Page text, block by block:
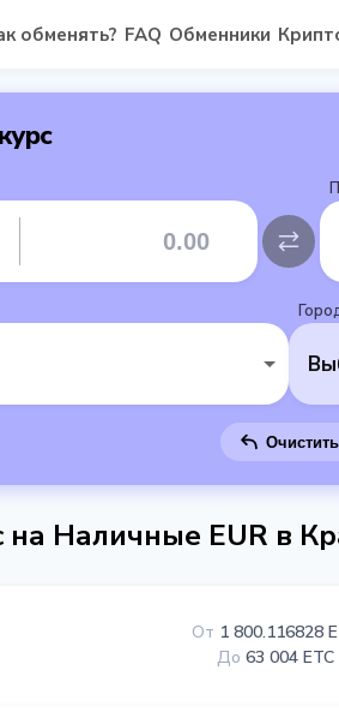
обменять? FAQ Обменники
Очистить
Наличные EUR в
От 1 800.116828
До 63 004 ETC